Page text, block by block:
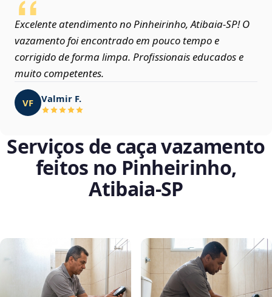
Excelente atendimento no Pinheirinho, Atibaia‑SP! O
vazamento foi encontrado em pouco tempo e
corrigido de forma limpa. Profissionais educados e
muito competentes.
VF Valmir F.
Serviços de caça vazamento
feitos no Pinheirinho,
Atibaia‑SP